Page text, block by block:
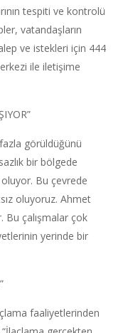
tespiti ve kontrolü
vatandaşların
ve istekleri için 444
ile iletişime
görüldüğünü
bir bölgede
Bu çevrede
oluyoruz. Ahmet
Bu çalışmalar çok
yerinde bir
faaliyetlerinden